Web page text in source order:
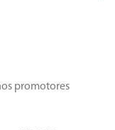
promotores